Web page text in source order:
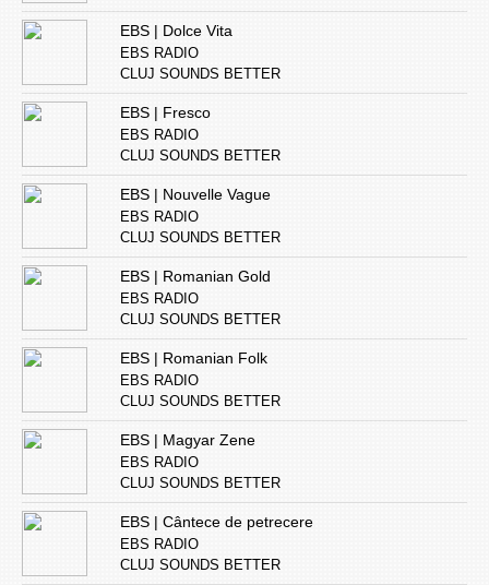
EBS | Dolce Vita
EBS RADIO
CLUJ SOUNDS BETTER
EBS | Fresco
EBS RADIO
CLUJ SOUNDS BETTER
EBS | Nouvelle Vague
EBS RADIO
CLUJ SOUNDS BETTER
EBS | Romanian Gold
EBS RADIO
CLUJ SOUNDS BETTER
EBS | Romanian Folk
EBS RADIO
CLUJ SOUNDS BETTER
EBS | Magyar Zene
EBS RADIO
CLUJ SOUNDS BETTER
EBS | Cântece de petrecere
EBS RADIO
CLUJ SOUNDS BETTER